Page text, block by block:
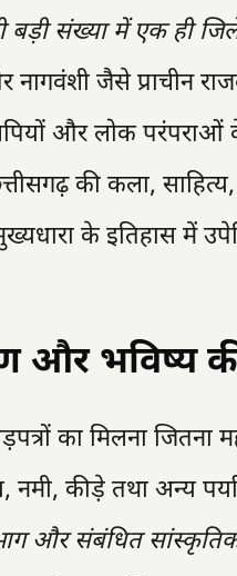
बड़ी संख्या में एक ही
नागवंशी जैसे प्राचीन
और लोक परंपराओं
की कला,
के इतिहास में
और भविष्य
का मिलना
कीड़े तथा अन्य
और संबंधित